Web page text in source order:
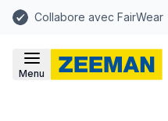
Collabore avec FairWear
Menu